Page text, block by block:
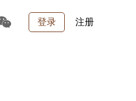
登录 注册